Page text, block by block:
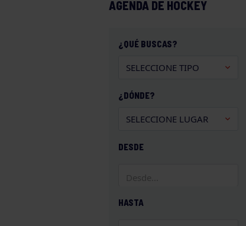
AGENDA DE HOCKEY
¿QUÉ BUSCAS?
¿DÓNDE?
DESDE
HASTA